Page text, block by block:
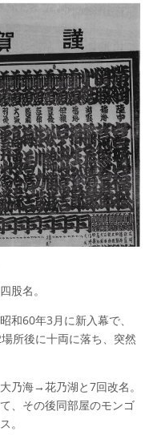
股名。
和60年3月に新入幕で、
所後に十両に落ち、突然
海→花乃湖と7回改名。
、その後同部屋のモンゴ
。